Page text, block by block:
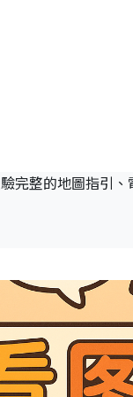
完整的地圖指引